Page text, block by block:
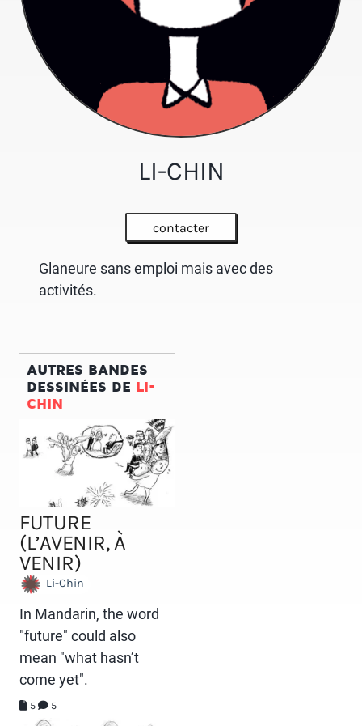
LI-CHIN
contacter
Glaneure sans emploi mais avec des
activités.
AUTRES BANDES
DESSINÉES DE LI-
CHIN
FUTURE
(L’AVENIR, À
VENIR)
Li-Chin
In Mandarin, the word
"future" could also
mean "what hasn’t
come yet".
5 5